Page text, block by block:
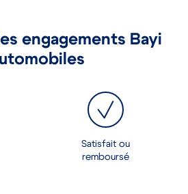
engagements Bayi
Satisfait ou
remboursé